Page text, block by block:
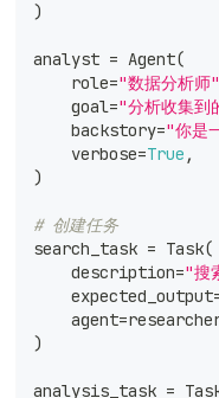
)
analyst = Agent(
    role
="数据分析师"
    goal
="分析收集到
    backstory
="你是
    verbose
=True ,
)
# 创建任务
search_task = Task(
    description
="搜
    expected_output
    agent
=
)
analysis_task =